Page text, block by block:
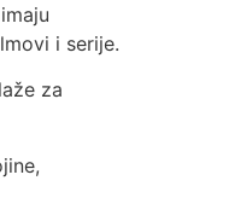
i serije.
za